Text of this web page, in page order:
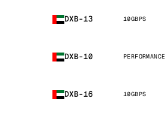
DXB-13 10GBPS
DXB-10 PERFORMANCE
DXB-16 10GBPS